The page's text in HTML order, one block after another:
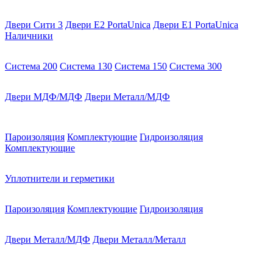
Двери Сити 3 Двери E2 PortaUnica Двери E1 PortaUnica
Наличники
Система 200 Система 130 Система 150 Система 300
Двери МДФ/МДФ Двери Металл/МДФ
Пароизоляция Комплектующие Гидроизоляция
Комплектующие
Уплотнители и герметики
Пароизоляция Комплектующие Гидроизоляция
Двери Металл/МДФ Двери Металл/Металл